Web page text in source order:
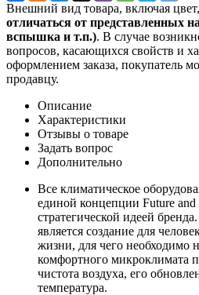
Внешний вид товара, включая цвет,
отличаться от представленных
вспышка и т.п.). В случае
вопросов, касающихся свойств и
оформлением заказа, покупатель
продавцу.
Описание
Характеристики
Отзывы о товаре
Задать вопрос
Дополнительно
Все климатическое
единой концепции Future and
стратегической идеей
является создание для
жизни, для чего необходимо
комфортного микроклимата
чистота воздуха, его
температура.